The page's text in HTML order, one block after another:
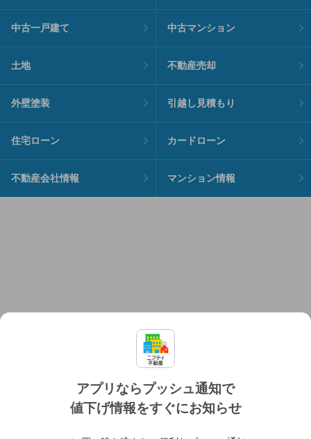
アプリならプッシュ通知で
値下げ情報をすぐにお知らせ
中古一戸建て 中古マンション
土地 不動産売却
外壁塗装 引越し見積もり
住宅ローン カードローン
不動産会社情報 マンション情報
個人情報保護ポリシー 利用規約